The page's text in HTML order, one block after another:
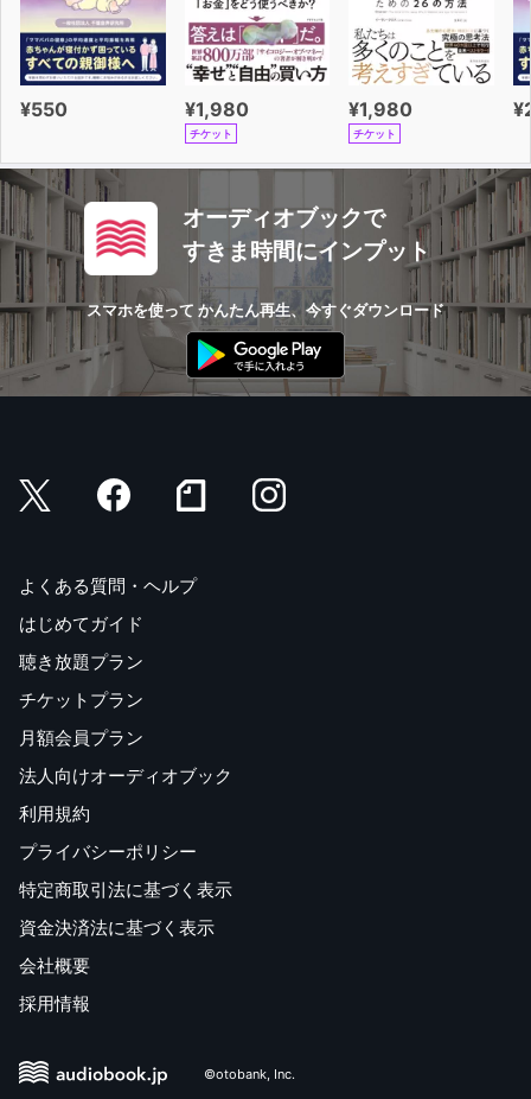
¥550 ¥1,980
チケット
¥1,980
チケット
オーディオブックで
すきま時間にインプット
スマホを使って かんたん再生、今すぐダウンロード
よくある質問・ヘルプ
はじめてガイド
聴き放題プラン
チケットプラン
月額会員プラン
法人向けオーディオブック
利用規約
プライバシーポリシー
特定商取引法に基づく表示
資金決済法に基づく表示
会社概要
採用情報
©otobank, Inc.